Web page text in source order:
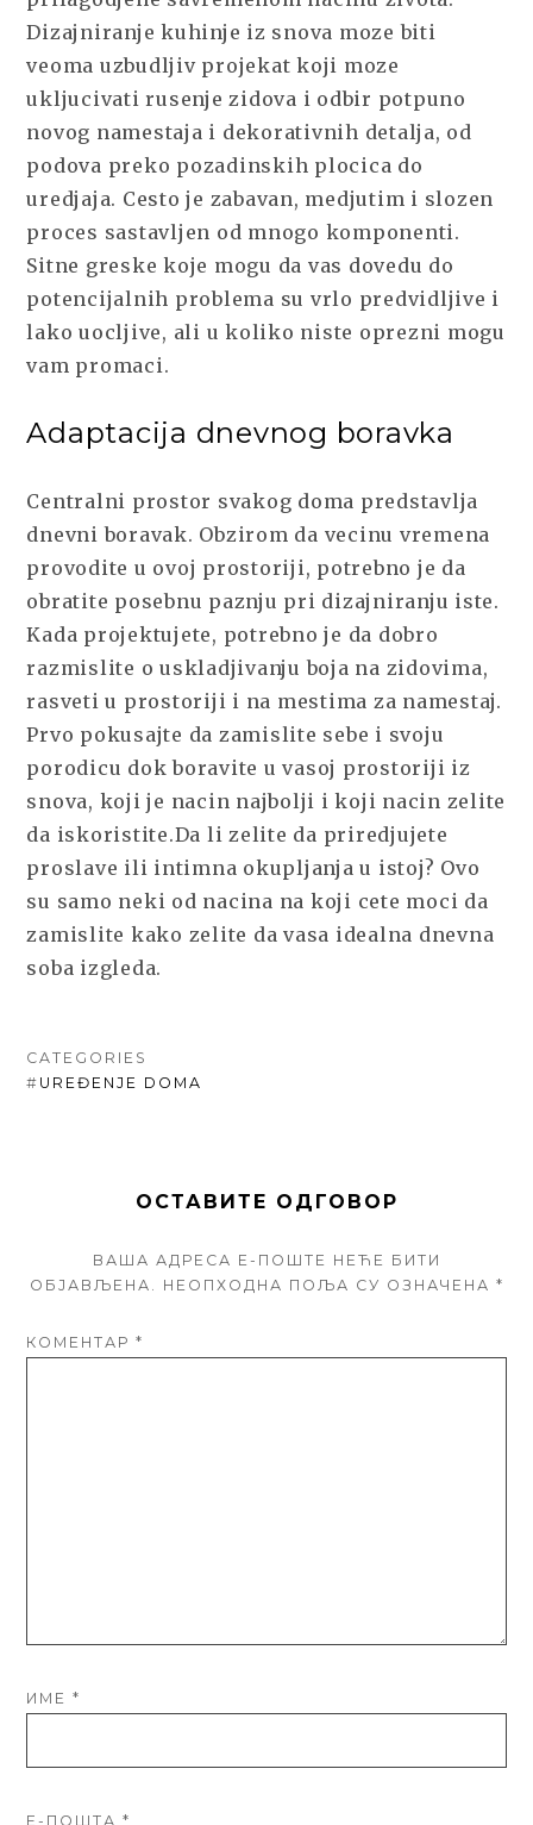
Dizajniranje kuhinje iz snova moze biti
veoma uzbudljiv projekat koji moze
ukljucivati rusenje zidova i odbir potpuno
novog namestaja i dekorativnih detalja, od
podova preko pozadinskih plocica do
uredjaja. Cesto je zabavan, medjutim i slozen
proces sastavljen od mnogo komponenti.
Sitne greske koje mogu da vas dovedu do
potencijalnih problema su vrlo predvidljive i
lako uocljive, ali u koliko niste oprezni mogu
vam promaci.
Adaptacija dnevnog boravka
Centralni prostor svakog doma predstavlja
dnevni boravak. Obzirom da vecinu vremena
provodite u ovoj prostoriji, potrebno je da
obratite posebnu paznju pri dizajniranju iste.
Kada projektujete, potrebno je da dobro
razmislite o uskladjivanju boja na zidovima,
rasveti u prostoriji i na mestima za namestaj.
Prvo pokusajte da zamislite sebe i svoju
porodicu dok boravite u vasoj prostoriji iz
snova, koji je nacin najbolji i koji nacin zelite
da iskoristite.Da li zelite da priredjujete
proslave ili intimna okupljanja u istoj? Ovo
su samo neki od nacina na koji cete moci da
zamislite kako zelite da vasa idealna dnevna
soba izgleda.
CATEGORIES
# UREĐENJE DOMA
ОСТАВИТЕ ОДГОВОР
ВАША АДРЕСА Е-ПОШТЕ НЕЋЕ БИТИ
ОБЈАВЉЕНА.
НЕОПХОДНА ПОЉА СУ ОЗНАЧЕНА *
КОМЕНТАР*
ИМЕ*
Е-ПОШТА*